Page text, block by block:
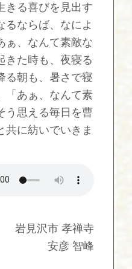
きる喜びを見出す
るならば、なによ
ぁ、なんて素敵な
きた時も、夜寝る
る朝も、暑さで寝
「あぁ、なんて素
う思える毎日を曹
共に紡いでいきま
岩見沢市 孝禅寺
安彦 智峰